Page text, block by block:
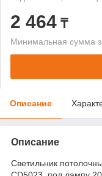
2 464 ₸
Минимальная сумма
Описание
Описание
Светильник